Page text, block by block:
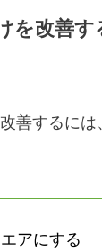
を改善す
善するには
アにする